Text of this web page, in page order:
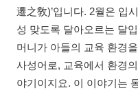
遷之敎)’입니다. 2월은 입
성 맞도록 달아오르는 달
머니가 아들의 교육 환경
사성어로, 교육에서 환경
야기이지요. 이 이야기는